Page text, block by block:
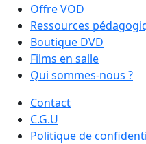
Offre VOD
Ressources
Boutique DVD
Films en salle
Qui sommes-nous ?
Contact
C.G.U
Politique de